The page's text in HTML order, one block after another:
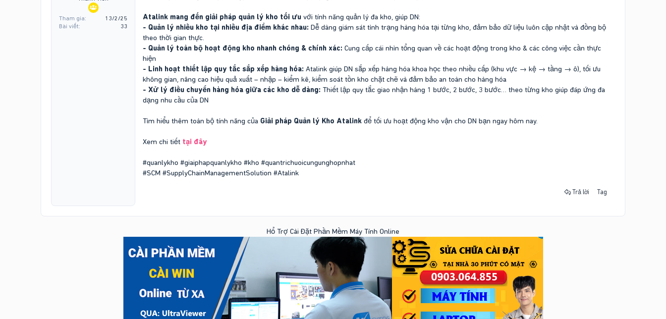
Tham gia
13/2/25
Bài viết
33
Atalink mang đến giải pháp quản lý kho tối ưu với tính năng quản lý đa kho, giúp DN:
- Quản lý nhiều kho tại nhiều địa điểm khác nhau: Dễ dàng giám sát tình trạng hàng hóa tại từng kho, đảm bảo dữ liệu luôn cập nhật và đồng bộ
theo thời gian thực.
- Quản lý toàn bộ hoạt động kho nhanh chóng & chính xác: Cung cấp cái nhìn tổng quan về các hoạt động trong kho & các công việc cần thực
hiện
- Linh hoạt thiết lập quy tắc sắp xếp hàng hóa: Atalink giúp DN sắp xếp hàng hóa khoa học theo nhiều cấp (khu vực → kệ → tầng → ô), tối ưu
không gian, nâng cao hiệu quả xuất – nhập – kiểm kê, kiểm soát tồn kho chặt chẽ và đảm bảo an toàn cho hàng hóa
- Xử lý điều chuyển hàng hóa giữa các kho dễ dàng: Thiết lập quy tắc giao nhận hàng 1 bước, 2 bước, 3 bước… theo từng kho giúp đáp ứng đa
dạng nhu cầu của DN
Tìm hiểu thêm toàn bộ tính năng của Giải pháp Quản lý Kho Atalink để tối ưu hoạt động kho vận cho DN bạn ngay hôm nay.
Xem chi tiết tại đây
#quanlykho #giaiphapquanlykho #kho #quantrichuoicungunghopnhat
#SCM #SupplyChainManagementSolution #Atalink
Trả lời Tag
Hổ Trợ Cài Đặt Phần Mềm Máy Tính Online